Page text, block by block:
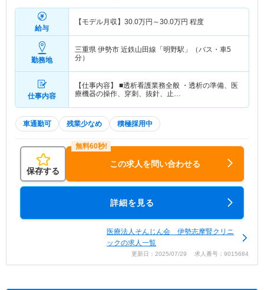
給与
【モデル月収】 30.0万円～30.0万円 程度
勤務地
三重県 伊勢市 近鉄山田線「明野駅」（バス・車5
分）
仕事内容
【仕事内容】 ■透析看護業務全般 ・透析の準備、医
療機器の操作、穿刺、抜針、止…
車通勤可 残業少なめ 積極採用中
保存する
この求人を問い合わせる
詳細を見る
医療法人そんじん会 伊勢志摩腎クリニ
ックの求人一覧
更新日：2025/07/29 求人番号：9015684